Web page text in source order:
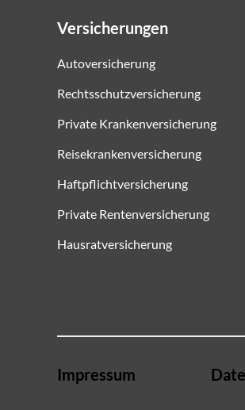
Versicherungen
Autoversicherung
Rechtsschutzversicherung
Private Krankenversicherung
Reisekrankenversicherung
Haftpflichtversicherung
Private Rentenversicherung
Hausratversicherung
Impressum